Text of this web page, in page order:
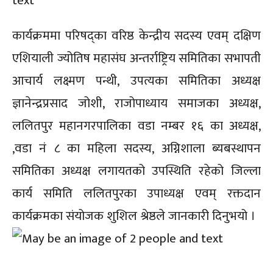
कार्यक्रममा परिषद्का वरिष्ठ केन्द्रीय सदस्य एवम् दक्षिण
एशियाली ज्योतिष महासंघ अन्तर्राष्ट्रिय समितिका सभापती
आचार्य लक्ष्मण पन्थी, उपत्यका समितिका अध्यक्ष
ज्ञानेन्द्रप्रसाद जोशी, राजोपाध्याय समाजका अध्यक्ष,
ललितपुर महानगरपालिका वडा नम्बर १६ का अध्यक्ष,
,वडा नं ८ का महिला सदस्य, अग्निशाला ब्यबस्थापन
समितिका अध्यक्ष लगायतको उपस्थिति रहेको जिल्ला
कार्य समिति ललितपुरका उपाध्यक्ष एवम् रक्तदान
कार्यक्रमका संयोजक शुशिल श्रेष्ठले जानकारी दिनुभयो ।